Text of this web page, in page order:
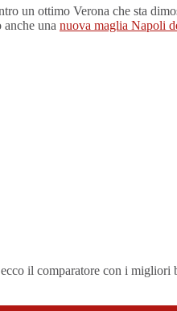
un ottimo Verona che sta
una nuova maglia Napoli
il comparatore con i migliori